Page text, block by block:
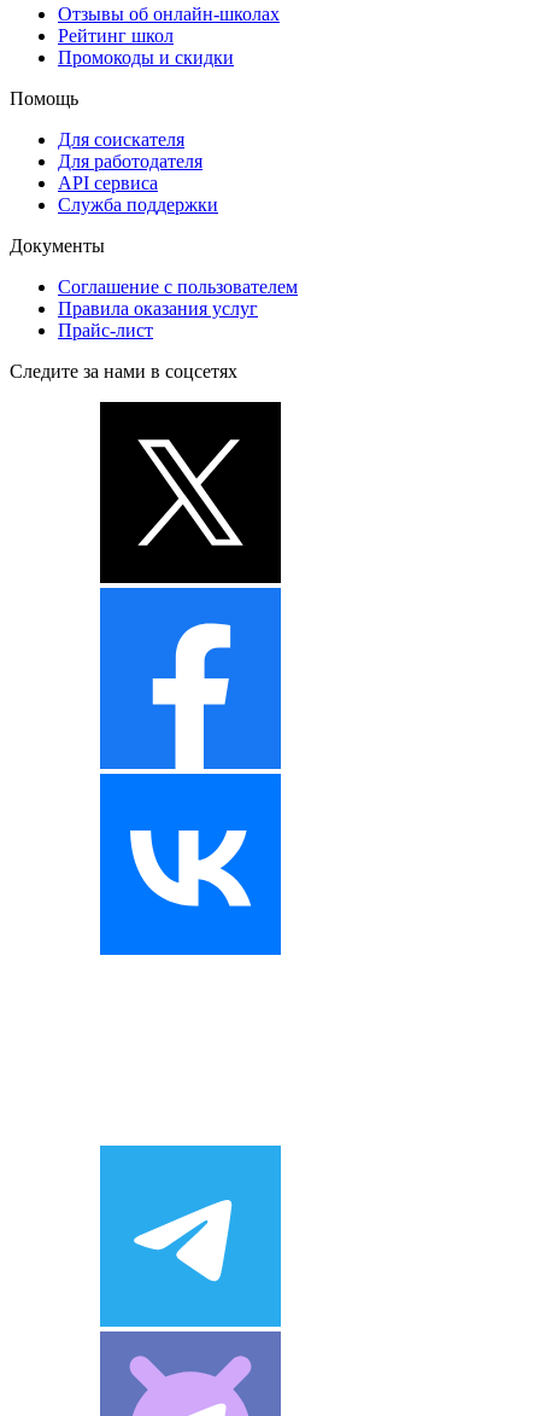
Отзывы об онлайн-школах
Рейтинг школ
Промокоды и скидки
Помощь
Для соискателя
Для работодателя
API сервиса
Служба поддержки
Документы
Соглашение с пользователем
Правила оказания услуг
Прайс-лист
Следите за нами в соцсетях